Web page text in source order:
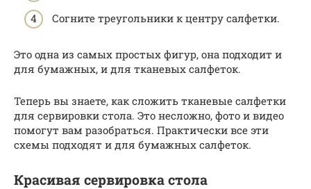
Согните треугольники к центру салфетки.
Это одна из самых простых фигур, она подходит и
для бумажных, и для тканевых салфеток.
Теперь вы знаете, как сложить тканевые салфетки
для сервировки стола. Это несложно, фото и видео
помогут вам разобраться. Практически все эти
схемы подходят и для бумажных салфеток.
Красивая сервировка стола